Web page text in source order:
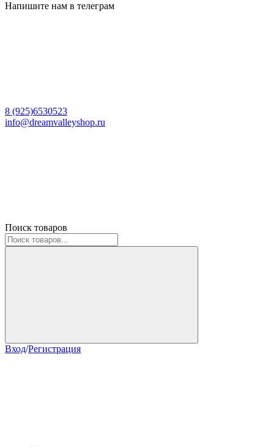
Напишите нам в телеграм
8 (925)6530523
info@dreamvalleyshop.ru
Поиск товаров
Вход/Регистрация